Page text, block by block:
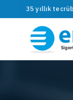
35 yıllık